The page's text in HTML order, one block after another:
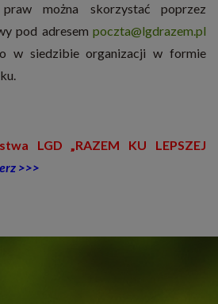
można skorzystać poprzez
pod adresem poczta@lgdrazem.pl
w siedzibie organizacji w formie
LGD „RAZEM KU LEPSZEJ
>>>